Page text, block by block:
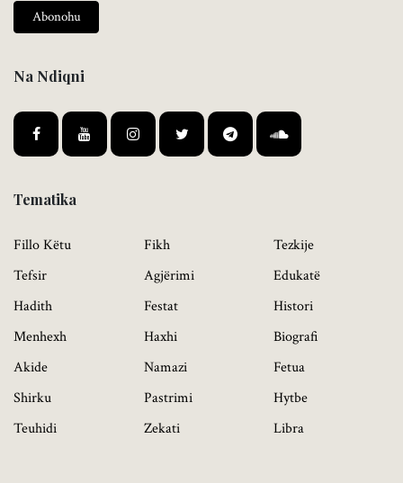
Abonohu
Na Ndiqni
Tematika
Fillo Këtu
Tefsir
Hadith
Menhexh
Akide
Shirku
Teuhidi
Fikh
Agjërimi
Festat
Haxhi
Namazi
Pastrimi
Zekati
Tezkije
Edukatë
Histori
Biografi
Fetua
Hytbe
Libra